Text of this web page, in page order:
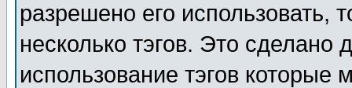
разрешено его использовать,
несколько тэгов. Это сделано
использование тэгов